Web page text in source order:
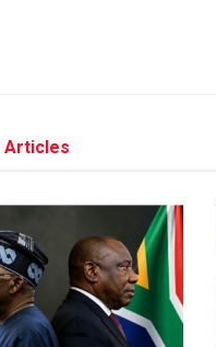
Articles